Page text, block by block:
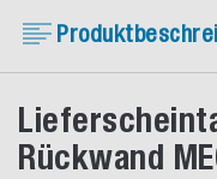
Rückwand